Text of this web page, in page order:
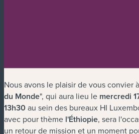
Nous avons le plaisir de vous convier
du Monde", qui aura lieu le mercredi
13h30au sein des bureaux HI
avec pour thème l'Éthiopie, sera
un retour de mission et un moment